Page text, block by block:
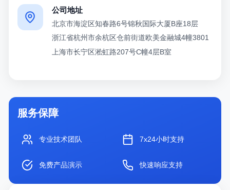
公司地址
北京市海淀区知春路6号锦秋国际大厦B座18层
浙江省杭州市余杭区仓前街道欧美金融城4幢3801
上海市长宁区淞虹路207号C幢4层B室
服务保障
专业技术团队 7x24小时支持
免费产品演示 快速响应支持